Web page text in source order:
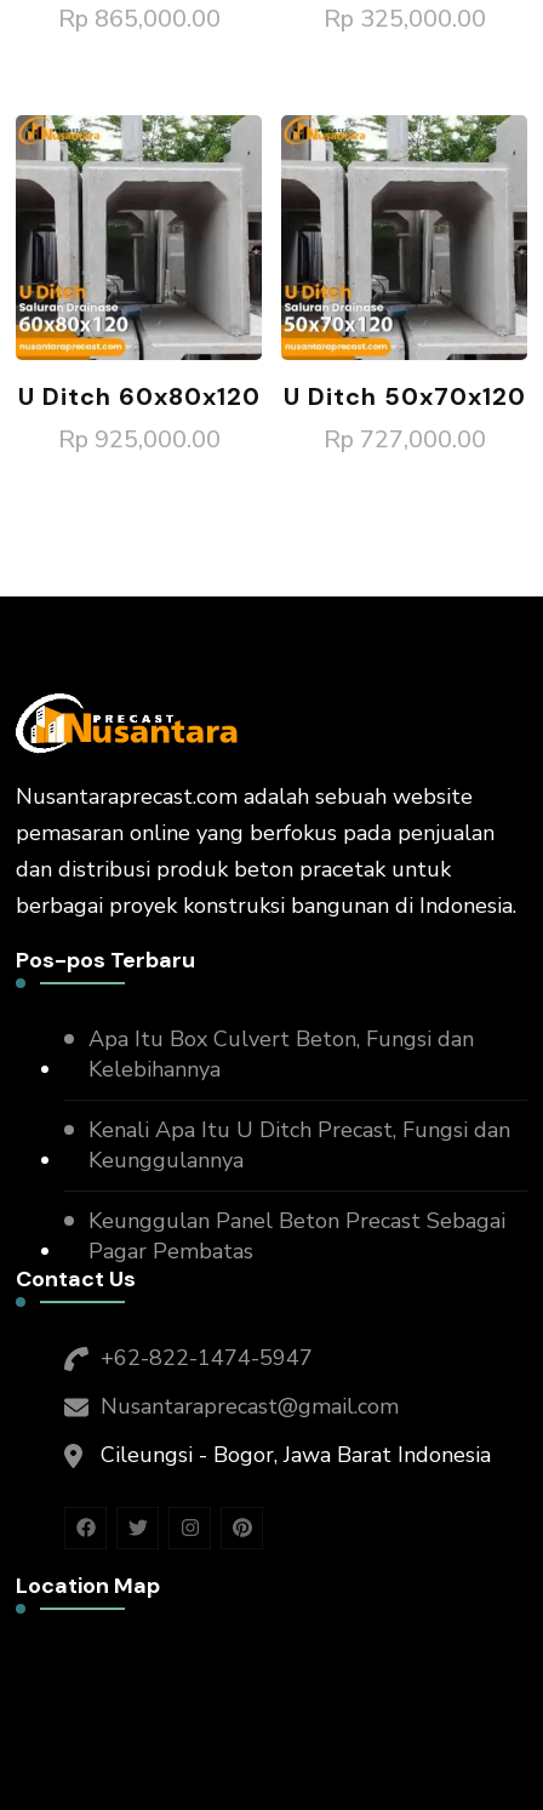
Rp 865,000.00 Rp 325,000.00
U Ditch 60x80x120
Rp 925,000.00
U Ditch 50x70x120
Rp 727,000.00
Nusantaraprecast.com adalah sebuah website
pemasaran online yang berfokus pada penjualan
dan distribusi produk beton pracetak untuk
berbagai proyek konstruksi bangunan di Indonesia.
Pos-pos Terbaru
Apa Itu Box Culvert Beton, Fungsi dan
Kelebihannya
Kenali Apa Itu U Ditch Precast, Fungsi dan
Keunggulannya
Keunggulan Panel Beton Precast Sebagai
Pagar Pembatas
Contact Us
+62-822-1474-5947
Nusantaraprecast@gmail.com
Cileungsi - Bogor, Jawa Barat Indonesia
Location Map